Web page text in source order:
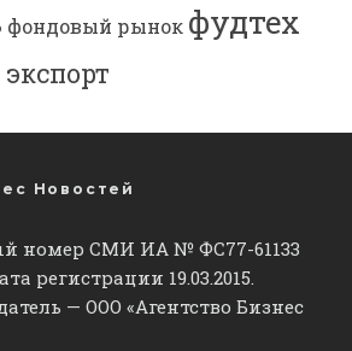
фондовый рынок фудтех
экспорт
Новостей
номер СМИ ИА № ФС77-61133
регистрации 19.03.2015.
— ООО «Агентство Бизнес